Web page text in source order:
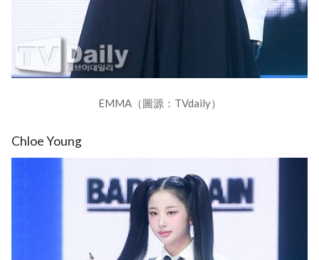
EMMA（圖源：TVdaily）
Chloe Young